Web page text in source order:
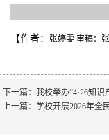
【作者： 张婷雯 审稿：
下一篇： 我校举办“4·26知
上一篇： 学校开展2026年全